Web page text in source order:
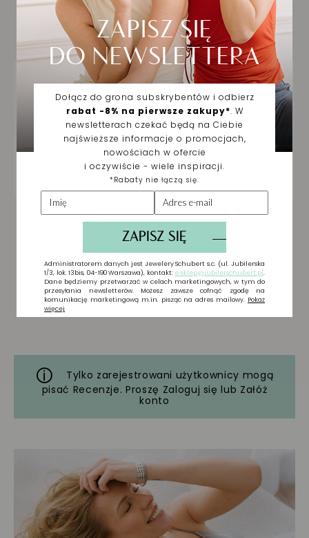
Ciebie
Tylko zarejestrowani użytkownicy mogą
pisać Recenzje. Proszę Zaloguj się lub Załóż
konto